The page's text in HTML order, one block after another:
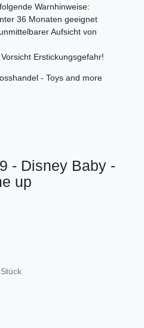
Warnhinweise:
36 Monaten geeignet
Aufsicht von
Erstickungsgefahr!
- Toys and more
- Disney Baby -
up
Stück